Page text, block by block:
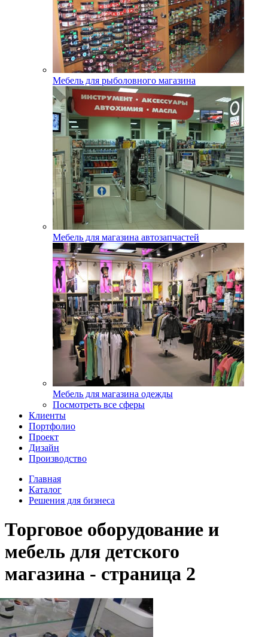
Мебель для рыболовного магазина
Мебель для магазина автозапчастей
Мебель для магазина одежды
Посмотреть все сферы
Клиенты
Портфолио
Проект
Дизайн
Производство
Главная
Каталог
Решения для бизнеса
Торговое оборудование и
мебель для детского
магазина - страница 2